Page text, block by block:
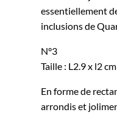
essentiellement
inclusions de
N°3
Taille : L2.9 x l2 cm
En forme de
arrondis et